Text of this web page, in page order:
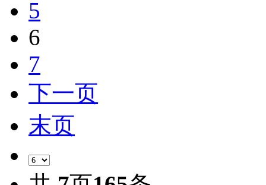
5
6
7
下一页
末页